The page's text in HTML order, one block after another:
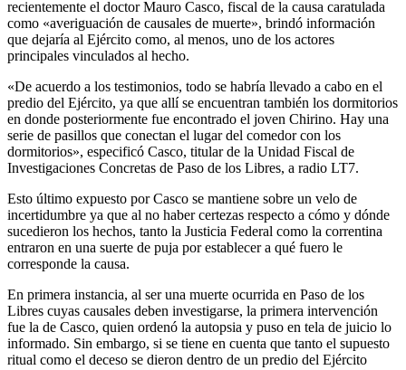
principales vinculados al hecho.
«De acuerdo a los testimonios, todo se habría llevado a cabo en el
predio del Ejército, ya que allí se encuentran también los dormitorios
serie de pasillos que conectan el lugar del comedor con los
dormitorios», especificó Casco, titular de la Unidad Fiscal de
Investigaciones Concretas de Paso de los Libres, a radio LT7.
Esto último expuesto por Casco se mantiene sobre un velo de
incertidumbre ya que al no haber certezas respecto a cómo y dónde
entraron en una suerte de puja por establecer a qué fuero le
corresponde la causa.
En primera instancia, al ser una muerte ocurrida en Paso de los
Libres cuyas causales deben investigarse, la primera intervención
informado. Sin embargo, si se tiene en cuenta que tanto el supuesto
ritual como el deceso se dieron dentro de un predio del Ejército
Argentino, fuerza de carácter nacional, entonces la investigación
debería volcarse al ámbito federal. Ahí ingresa el fiscal Fabián
Martínez, como titular del expediente.